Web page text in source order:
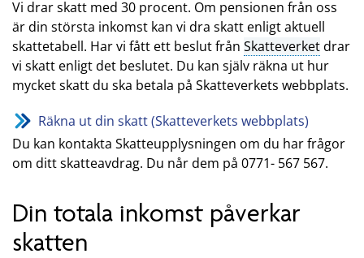
Vi drar skatt med 30 procent. Om pensionen från oss
är din största inkomst kan vi dra skatt enligt aktuell
skattetabell. Har vi fått ett beslut från Skatteverketdrar
vi skatt enligt det beslutet. Du kan själv räkna ut hur
mycket skatt du ska betala på Skatteverkets webbplats.
Räkna ut din skatt (Skatteverkets webbplats)
Du kan kontakta Skatteupplysningen om du har frågor
om ditt skatteavdrag. Du når dem på 0771- 567 567.
Din totala inkomst påverkar
skatten